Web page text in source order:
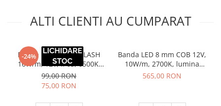
ALTI CLIENTI AU CUMPARAT
-24%
Banda LED 10 mm FLASH
16W/m, 12V, IP65, 6500K,
lumina rece, 5 m
99,00 RON
75,00 RON
Banda LED 8 mm COB 12V,
10W/m, 2700K, lumina
calda, 50 m
565,00 RON